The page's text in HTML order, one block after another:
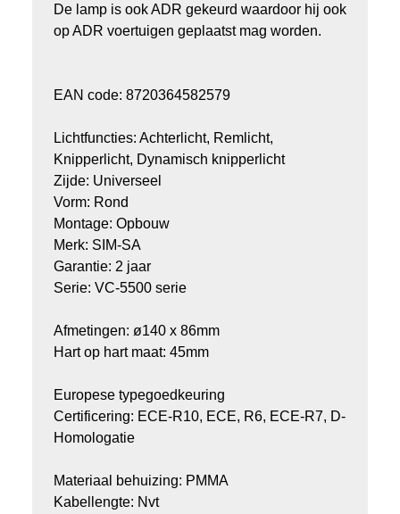
De lamp is ook ADR gekeurd waardoor hij ook
op ADR voertuigen geplaatst mag worden.
EAN code: 8720364582579
Lichtfuncties: Achterlicht, Remlicht,
Knipperlicht, Dynamisch knipperlicht
Zijde: Universeel
Vorm: Rond
Montage: Opbouw
Merk: SIM-SA
Garantie: 2 jaar
Serie: VC-5500 serie
Afmetingen: ø140 x 86mm
Hart op hart maat: 45mm
Europese typegoedkeuring
Certificering: ECE-R10, ECE, R6, ECE-R7, D-
Homologatie
Materiaal behuizing: PMMA
Kabellengte: Nvt